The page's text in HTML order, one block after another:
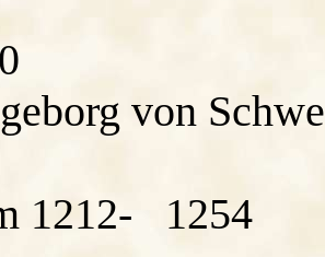
von
1254